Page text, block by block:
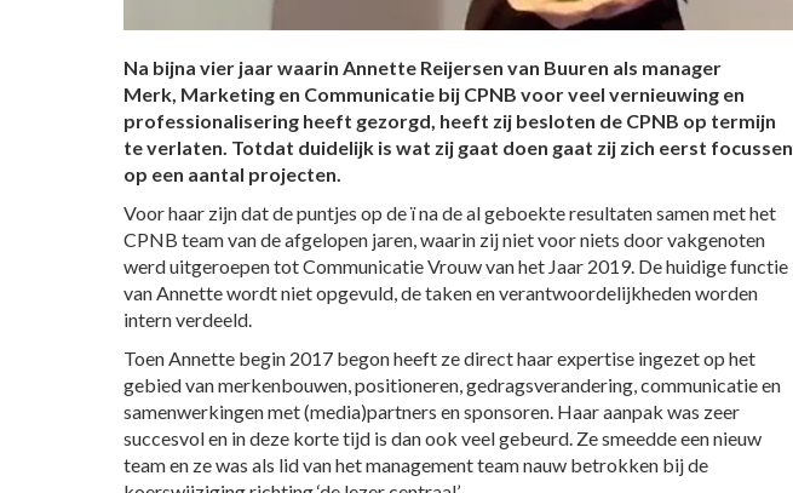
Na bijna vier jaar waarin Annette Reijersen van Buuren als manager
Merk, Marketing en Communicatie bij CPNB voor veel vernieuwing en
professionalisering heeft gezorgd, heeft zij besloten de CPNB op termijn
te verlaten. Totdat duidelijk is wat zij gaat doen gaat zij zich eerst focussen
op een aantal projecten.
Voor haar zijn dat de puntjes op de ï na de al geboekte resultaten samen met het
CPNB team van de afgelopen jaren, waarin zij niet voor niets door vakgenoten
werd uitgeroepen tot Communicatie Vrouw van het Jaar 2019. De huidige functie
van Annette wordt niet opgevuld, de taken en verantwoordelijkheden worden
intern verdeeld.
Toen Annette begin 2017 begon heeft ze direct haar expertise ingezet op het
gebied van merkenbouwen, positioneren, gedragsverandering, communicatie en
samenwerkingen met (media)partners en sponsoren. Haar aanpak was zeer
succesvol en in deze korte tijd is dan ook veel gebeurd. Ze smeedde een nieuw
team en ze was als lid van het management team nauw betrokken bij de